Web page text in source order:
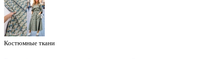
Костюмные ткани